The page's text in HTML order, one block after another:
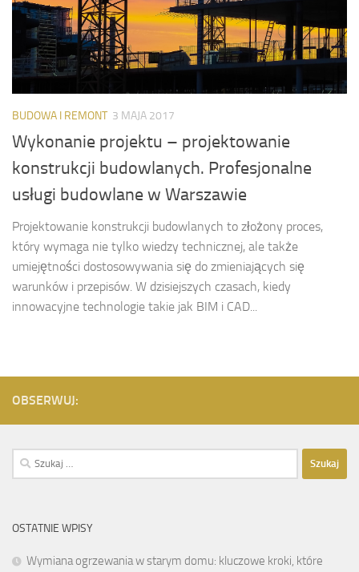
BUDOWA I REMONT 3 MAJA 2017
Wykonanie projektu – projektowanie
konstrukcji budowlanych. Profesjonalne
usługi budowlane w Warszawie
Projektowanie konstrukcji budowlanych to złożony proces,
który wymaga nie tylko wiedzy technicznej, ale także
umiejętności dostosowywania się do zmieniających się
warunków i przepisów. W dzisiejszych czasach, kiedy
innowacyjne technologie takie jak BIM i CAD...
OBSERWUJ:
Szukaj:
OSTATNIE WPISY
Wymiana ogrzewania w starym domu: kluczowe kroki, które